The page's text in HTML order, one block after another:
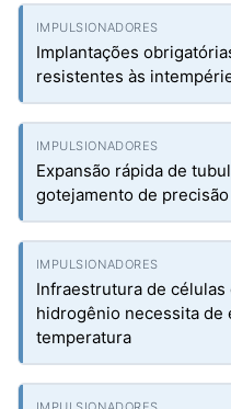
Implantações
resistentes às
Expansão rápida de
gotejamento de precisão
Infraestrutura de
hidrogênio necessita de
temperatura